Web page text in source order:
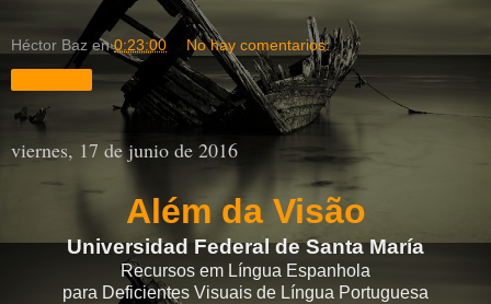
Héctor Baz en0:23:00 No hay comentarios:
viernes, 17 de junio de 2016
Além da Visão
Universidad Federal de Santa María
Recursos em Língua Espanhola
para Deficientes Visuais de Língua Portuguesa